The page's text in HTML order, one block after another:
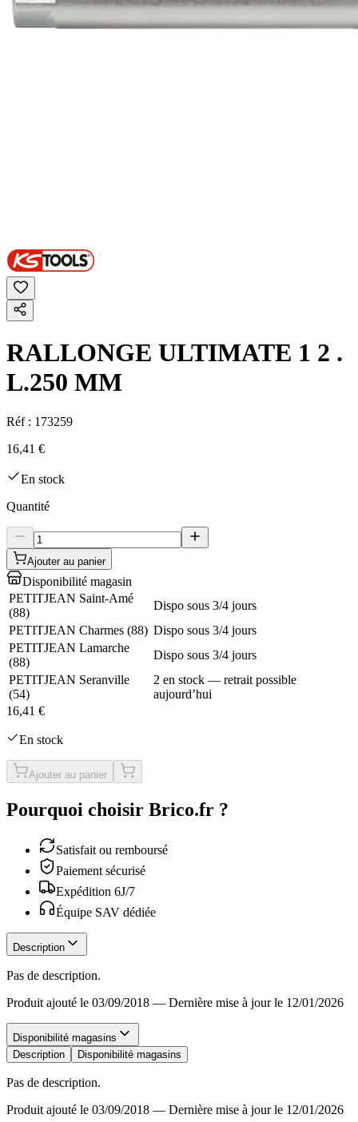
RALLONGE ULTIMATE 1 2 .
L.250 MM
Réf : 173259
16,41 €
En stock
Quantité
Ajouter au panier
Disponibilité magasin
PETITJEAN Saint-Amé
(88)
Dispo sous 3/4 jours
PETITJEAN Charmes (88) Dispo sous 3/4 jours
PETITJEAN Lamarche
(88)
Dispo sous 3/4 jours
PETITJEAN Seranville
(54)
2 en stock — retrait possible
aujourd’hui
16,41 €
En stock
Ajouter au panier
Pourquoi choisir Brico.fr ?
Satisfait ou remboursé
Paiement sécurisé
Expédition 6J/7
Équipe SAV dédiée
Description
Pas de description.
Produit ajouté le 03/09/2018 — Dernière mise à jour le 12/01/2026
Disponibilité magasins
Description
Disponibilité magasins
Pas de description.
Produit ajouté le 03/09/2018 — Dernière mise à jour le 12/01/2026